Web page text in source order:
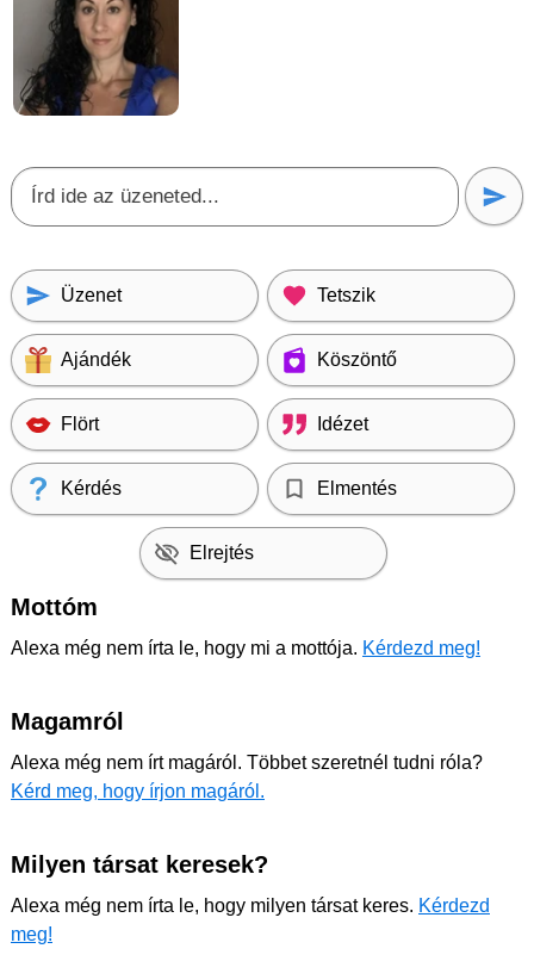
Üzenet Tetszik
Ajándék Köszöntő
Flört Idézet
Kérdés Elmentés
Elrejtés
Mottóm
Alexa még nem írta le, hogy mi a mottója. Kérdezd meg!
Magamról
Alexa még nem írt magáról. Többet szeretnél tudni róla?
Kérd meg, hogy írjon magáról.
Milyen társat keresek?
Alexa még nem írta le, hogy milyen társat keres. Kérdezd
meg!